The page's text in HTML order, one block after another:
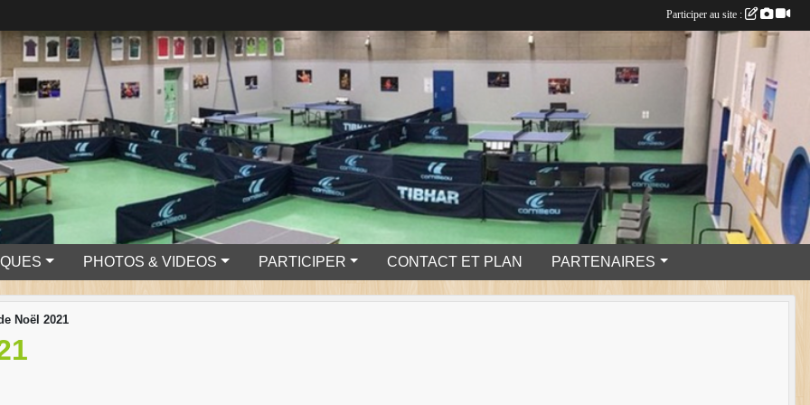
PHOTOS & VIDEOS PARTICIPER CONTACT ET PLAN PARTENAIRES
Noël 2021
Participer au site :